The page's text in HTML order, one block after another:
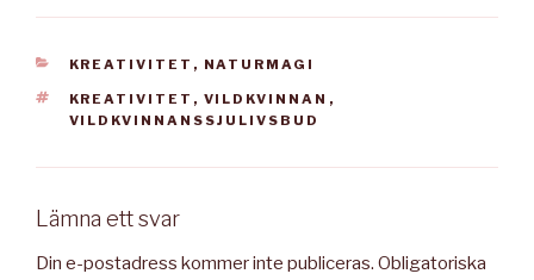
KATEGORIER
KREATIVITET , NATURMAGI
TAGGAR
KREATIVITET , VILDKVINNAN ,
VILDKVINNANSSJULIVSBUD
Lämna ett svar
Din e-postadress kommer inte publiceras. Obligatoriska